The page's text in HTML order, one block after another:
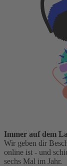
Immer auf dem
Wir geben dir
online ist - und
sechs Mal im Jahr.